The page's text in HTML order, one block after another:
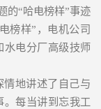
的“哈电榜样”事迹
榜样”，电机公司
水电分厂高级技师
地讲述了自己与
。每当讲到忘我工